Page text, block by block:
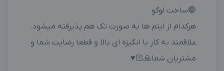
🔴ساخت لوگو
هرکدام از ایتم ها به صورت تک هم پذیرفته میشود.
علاقمند به کار با انگیزه ای بالا و قطعا رضایت شما و
مشتریان شما🙏🏻♥️